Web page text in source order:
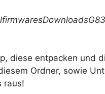
diese entpacken und
Ordner, sowie
raus!